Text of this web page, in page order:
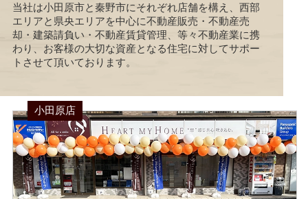
当社は小田原市と秦野市にそれぞれ店舗を構え、西部
エリアと県央エリアを中心に不動産販売・不動産売
却・建築請負い・不動産賃貸管理、等々不動産業に携
わり、お客様の大切な資産となる住宅に対してサポー
トさせて頂いております。
小田原店